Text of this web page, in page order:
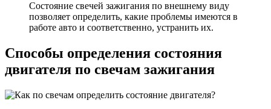
Состояние свечей зажигания по внешнему виду
позволяет определить, какие проблемы имеются в
работе авто и соответственно, устранить их.
Способы определения состояния
двигателя по свечам зажигания